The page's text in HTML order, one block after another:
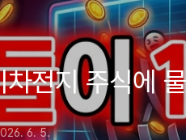
전지 주식에
6. 5.